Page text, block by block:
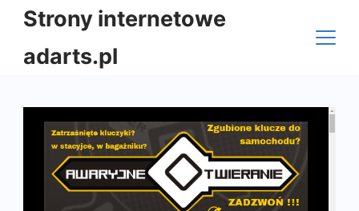
Skip
content
Strony internetowe
adarts.pl